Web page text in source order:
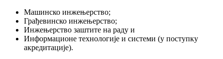
Машинско инжењерство;
Грађевинско инжењерство;
Инжењерство заштите на раду и
Информационе технологије и системи (у поступку
акредитације).